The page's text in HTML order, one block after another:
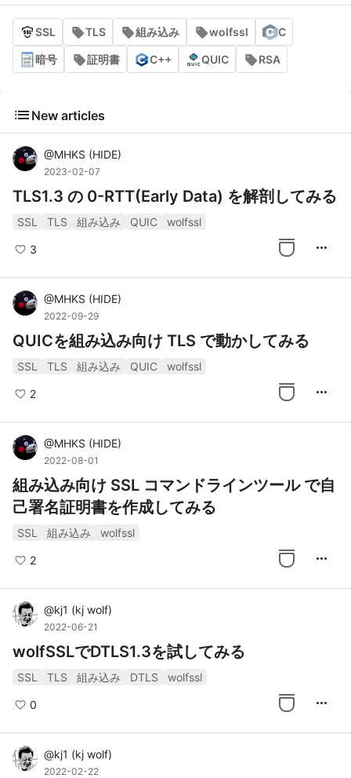
SSL TLS 組み込み wolfssl C
暗号 証明書 C++ QUIC RSA
list New articles
@MHKS (HIDE)
2023-02-07
TLS1.3 の 0-RTT(Early Data) を解剖してみる
SSL TLS 組み込み QUIC wolfssl
3 more_horiz
@MHKS (HIDE)
2022-09-29
QUICを組み込み向け TLS で動かしてみる
SSL TLS 組み込み QUIC wolfssl
2 more_horiz
@MHKS (HIDE)
2022-08-01
組み込み向け SSL コマンドラインツール で自
己署名証明書を作成してみる
SSL 組み込み wolfssl
2 more_horiz
@kj1 (kj wolf)
2022-06-21
wolfSSLでDTLS1.3を試してみる
SSL TLS 組み込み DTLS wolfssl
0 more_horiz
@kj1 (kj wolf)
2022-02-22